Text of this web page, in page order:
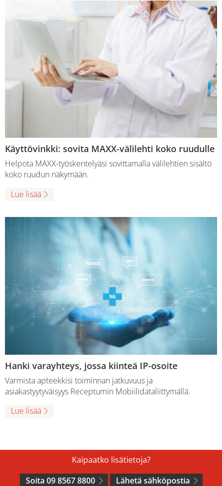
Käyttövinkki: sovita MAXX-välilehti koko ruudulle
Helpota MAXX-työskentelyäsi sovittamalla välilehtien sisältö
koko ruudun näkymään.
Lue lisää
Hanki varayhteys, jossa kiinteä IP-osoite
Varmista apteekkisi toiminnan jatkuvuus ja
asiakastyytyväisyys Receptumin Mobiilidataliittymällä.
Lue lisää
Kaipaatko lisätietoja?
Soita 09 8567 8800
Lähetä sähköpostia